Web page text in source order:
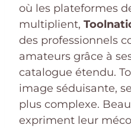
où les plateformes
multiplient,
des professionnels
amateurs grâce à
catalogue étendu.
image séduisante,
plus complexe.
expriment leur